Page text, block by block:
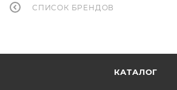
СПИСОК БРЕНДОВ
КАТАЛОГ